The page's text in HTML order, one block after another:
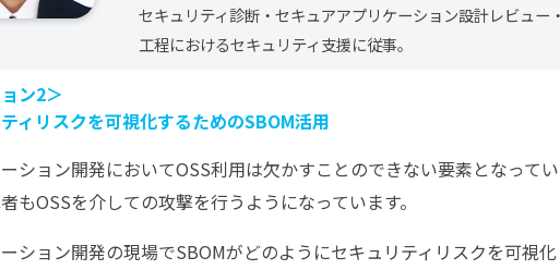
セキュリティ診断・セキュアアプリケーション設計レビュー
工程におけるセキュリティ支援に従事。
ン2＞
ィリスクを可視化するためのSBOM活用
ション開発においてOSS利用は欠かすことのできない要素となって
もOSSを介しての攻撃を行うようになっています。
ション開発の現場でSBOMがどのようにセキュリティリスクを可視